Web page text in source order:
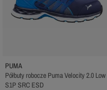
PUMA
Półbuty robocze Puma Velocity 2.0 Low
S1P SRC ESD